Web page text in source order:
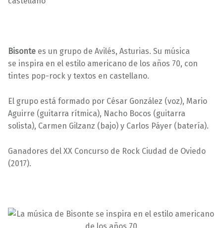
Bisonte es un grupo de Avilés, Asturias. Su música
se inspira en el estilo americano de los años 70, con
tintes pop-rock y textos en castellano.
El grupo está formado por César González (voz), Mario
Aguirre (guitarra rítmica), Nacho Bocos (guitarra
solista), Carmen Gilzanz (bajo) y Carlos Páyer (batería).
Ganadores del XX Concurso de Rock Ciudad de Oviedo
(2017).